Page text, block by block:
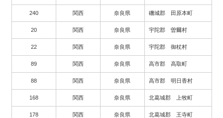
240 関西 奈良県 磯城郡 田原本町
20 関西 奈良県 宇陀郡 曽爾村
22 関西 奈良県 宇陀郡 御杖村
89 関西 奈良県 高市郡 高取町
88 関西 奈良県 高市郡 明日香村
168 関西 奈良県 北葛城郡 上牧町
178 関西 奈良県 北葛城郡 王寺町